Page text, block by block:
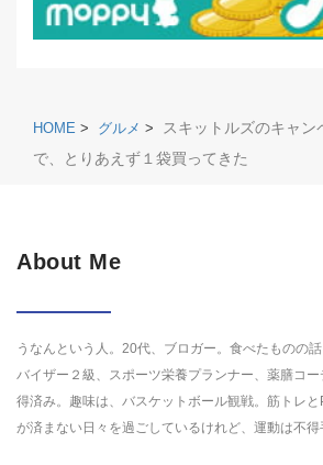
HOME > グルメ >
スキットルズのキャ
で、とりあえず１袋買ってきた
About Me
うなんという人。20代、ブロガー。食べたものの
バイザー２級、スポーツ栄養プランナー、薬膳コ
得済み。趣味は、バスケットボール観戦。筋トレ
が済まない日々を過ごしているけれど、運動は不得